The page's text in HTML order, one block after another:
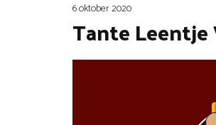
6 oktober 2020
Tante Leentje